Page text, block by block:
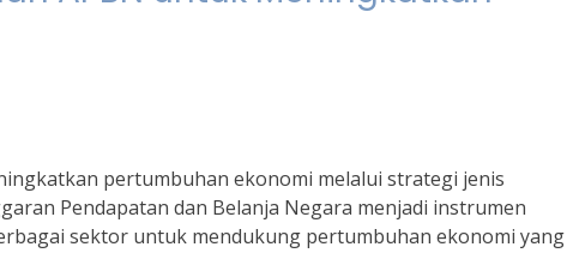
pertumbuhan ekonomi melalui strategi jenis
Pendapatan dan Belanja Negara menjadi instrumen
sektor untuk mendukung pertumbuhan ekonomi yang